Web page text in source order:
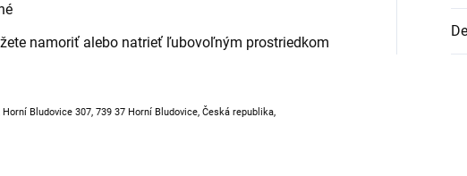
namoriť alebo natrieť ľubovoľným prostriedkom
Bludovice 307, 739 37 Horní Bludovice, Česká republika,